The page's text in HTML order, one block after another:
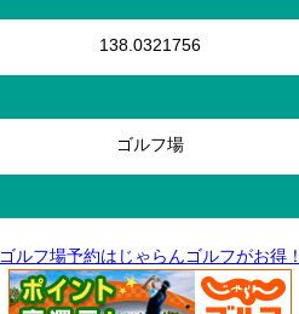
138.0321756
ゴルフ場
ゴルフ場予約はじゃらんゴルフがお得！